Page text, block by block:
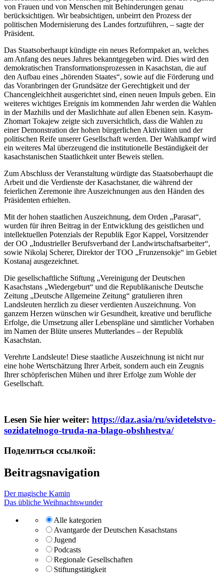
von Frauen und von Menschen mit Behinderungen genau
berücksichtigen. Wir beabsichtigen, unbeirrt den Prozess der
politischen Modernisierung des Landes fortzuführen, – sagte der
Präsident.
Das Staatsoberhaupt kündigte ein neues Reformpaket an, welches
am Anfang des neues Jahres bekanntgegeben wird. Dies wird den
demokratischen Transformationsprozessen in Kasachstan, die auf
den Aufbau eines „hörenden Staates“, sowie auf die Förderung und
das Voranbringen der Grundsätze der Gerechtigkeit und der
Chancengleichheit ausgerichtet sind, einen neuen Impuls geben. Ein
weiteres wichtiges Ereignis im kommenden Jahr werden die Wahlen
in der Mazhilis und der Maslichhate auf allen Ebenen sein. Kasym-
Zhomart Tokajew zeigte sich zuversichtlich, dass die Wahlen zu
einer Demonstration der hohen bürgerlichen Aktivitäten und der
politischen Reife unserer Gesellschaft werden. Der Wahlkampf wird
ein weiteres Mal überzeugend die institutionelle Beständigkeit der
kasachstanischen Staatlichkeit unter Beweis stellen.
Zum Abschluss der Veranstaltung würdigte das Staatsoberhaupt die
Arbeit und die Verdienste der Kasachstaner, die während der
feierlichen Zeremonie ihre Auszeichnungen aus den Händen des
Präsidenten erhielten.
Mit der hohen staatlichen Auszeichnung, dem Orden „Parasat“,
wurden für ihren Beitrag in der Entwicklung des geistlichen und
intellektuellen Potenzials der Republik Egor Kappel, Vorsitzender
der OO „Industrieller Berufsverband der Landwirtschaftsarbeiter“,
sowie Nikolaj Scherer, Direktor der TOO „Frunzensokje“ im Gebiet
Kostanaj ausgezeichnet.
Die gesellschaftliche Stiftung „Vereinigung der Deutschen
Kasachstans „Wiedergeburt“ und die Republikanische Deutsche
Zeitung „Deutsche Allgemeine Zeitung“ gratulieren ihren
Landsleuten herzlich zu dieser verdienten Auszeichnung. Von
ganzem Herzen wünschen wir Gesundheit, kreative und berufliche
Erfolge, die Umsetzung aller Lebenspläne und sämtlicher Vorhaben
im Namen der Blüte unseres Mutterlandes – der Republik
Kasachstan.
Verehrte Landsleute! Diese staatliche Auszeichnung ist nicht nur
eine hohe Wertschätzung Ihrer Arbeit, sondern auch ein Zeugnis
Ihrer schöpferischen Mühen und ihrer Erfolge zum Wohle der
Gesellschaft.
Lesen Sie hier weiter: https://daz.asia/ru/svidetelstvo-
sozidatelnogo-truda-na-blago-obshhestva/
Поделиться ссылкой:
Beitragsnavigation
Der magische Kamin
Das übliche Weihnachtswunder
Alle kategorien
Avantgarde der Deutschen Kasachstans
Jugend
Podcasts
Regionale Gesellschaften
Stiftungstätigkeit